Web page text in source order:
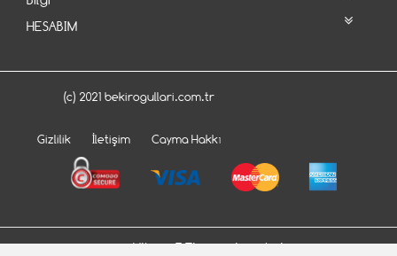
HESABIM
(c) 2021 bekirogullari.com.tr
Gizlilik İletişim Cayma Hakkı